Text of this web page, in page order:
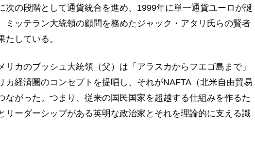
の段階として通貨統合を進め、1999年に単一通貨ユーロが誕
ミッテラン大統領の顧問を務めたジャック・アタリ氏らの賢者
たしている。
カのブッシュ大統領（父）は「アラスカからフエゴ島まで」
カ経済圏のコンセプトを提唱し、それがNAFTA（北米自由貿易
ながった。つまり、従来の国民国家を超越する仕組みを作るた
リーダーシップがある英明な政治家とそれを理論的に支える識